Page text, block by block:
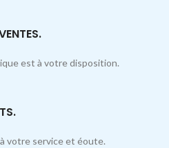
est à votre disposition.
votre service et éoute.